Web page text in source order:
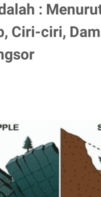
:
Ciri-ciri,